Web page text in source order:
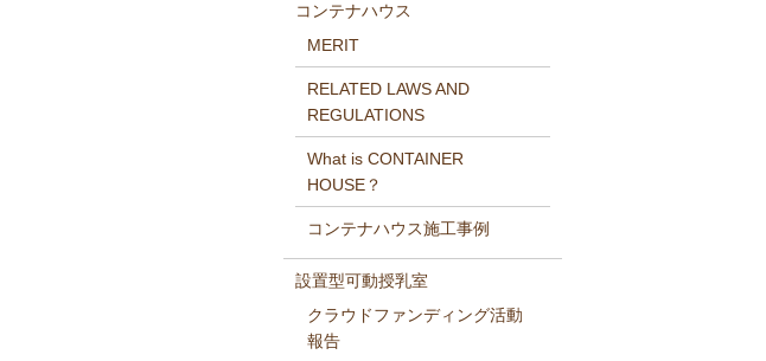
コンテナハウス
MERIT
RELATED LAWS AND
REGULATIONS
What is CONTAINER
HOUSE？
コンテナハウス施工事例
設置型可動授乳室
クラウドファンディング活動
報告